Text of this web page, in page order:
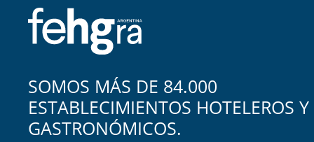
SOMOS MÁS DE 84.000
ESTABLECIMIENTOS HOTELEROS Y
GASTRONÓMICOS.